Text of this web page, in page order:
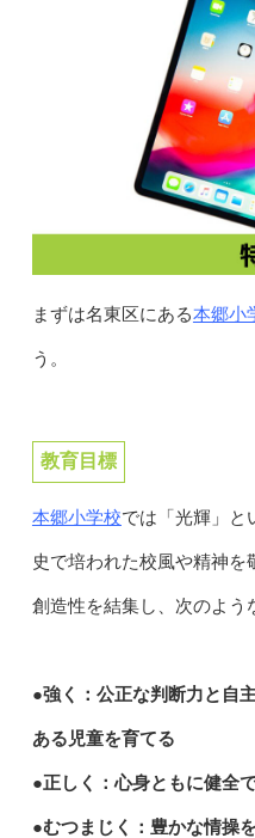
まずは名東区にある本郷小
う。
教育目標
本郷小学校では「光輝」と
史で培われた校風や精神を
創造性を結集し、次のよう
●強く：公正な判断力と自
ある児童を育てる
●正しく：心身ともに健全
●むつまじく：豊かな情操